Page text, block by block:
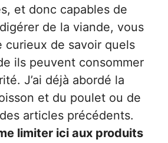
et donc capables de
de la viande, vous
curieux de savoir quels
ils peuvent consommer
J’ai déjà abordé la
et du poulet ou de
articles précédents.
limiter ici aux produits